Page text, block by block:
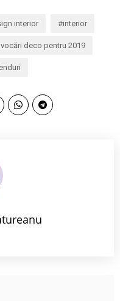
interior interior
deco pentru 2019